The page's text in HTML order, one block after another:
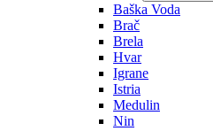
Baška Voda
Brač
Brela
Hvar
Igrane
Istria
Medulin
Nin